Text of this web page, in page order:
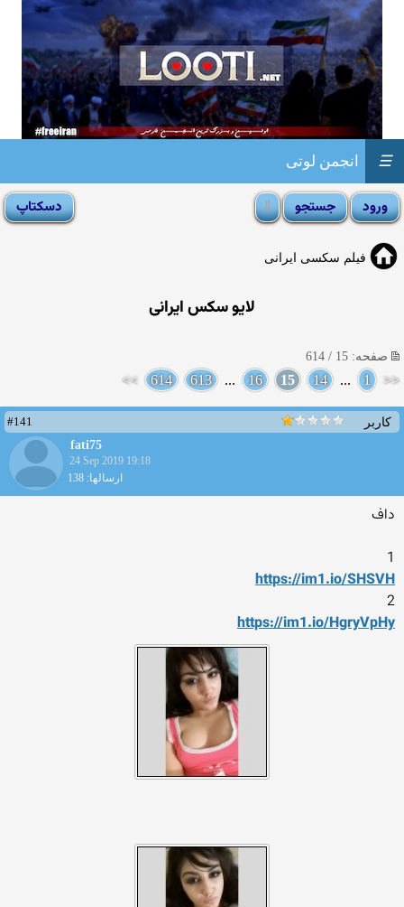
انجمن لوتی ☰
فیلم سکسی ایرانی
لایو سکس ایرانی
صفحه: 15 / 614
<<
1
...
14
15
16
...
613
614
>>
کاربر
#141
fati75
24 Sep 2019 19:18
ارسالها: 138
داف
1
https://im1.io/SHSVH
2
https://im1.io/HgryVpHy